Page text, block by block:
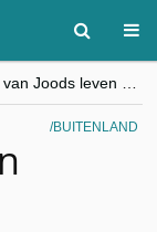
“Besnijdenisdebat toont hoe moeilijk seculiere Westen minderheden begrijpt”, Jinnih Beels (Vooruit)
CITYTRIP | ROEMENIË – Boekarest: de verrassing van Oost-Europa
BUITENLAND